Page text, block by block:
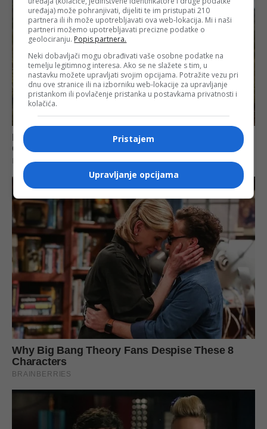
uređaja) može pohranjivati, dijeliti te im pristupati 210
partnera ili ih može upotrebljavati ova web-lokacija. Mi i naši
partneri možemo upotrebljavati precizne podatke o
geolociranju. Popis partnera.
Neki dobavljači mogu obrađivati vaše osobne podatke na
temelju legitimnog interesa. Ako se ne slažete s tim, u
nastavku možete upravljati svojim opcijama. Potražite vezu pri
dnu ove stranice ili na izborniku web-lokacije za upravljanje
pristankom ili povlačenje pristanka u postavkama privatnosti i
kolačića.
Pristajem
Upravljanje opcijama